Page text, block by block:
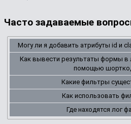
Часто задаваемые
Могу ли я добавить атрибуты id и
Как вывести результаты формы в
помощью
Какие фильтры
Как использовать
Где находятся лог